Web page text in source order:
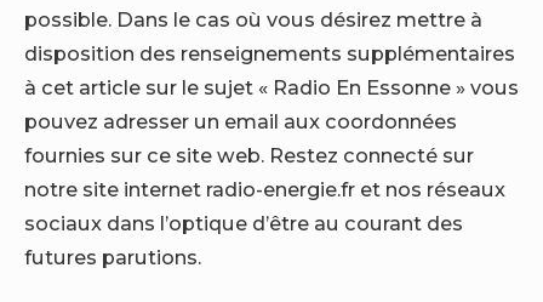
possible. Dans le cas où vous désirez mettre à
disposition des renseignements supplémentaires
à cet article sur le sujet « Radio En Essonne » vous
pouvez adresser un email aux coordonnées
fournies sur ce site web. Restez connecté sur
notre site internet radio-energie.fr et nos réseaux
sociaux dans l’optique d’être au courant des
futures parutions.